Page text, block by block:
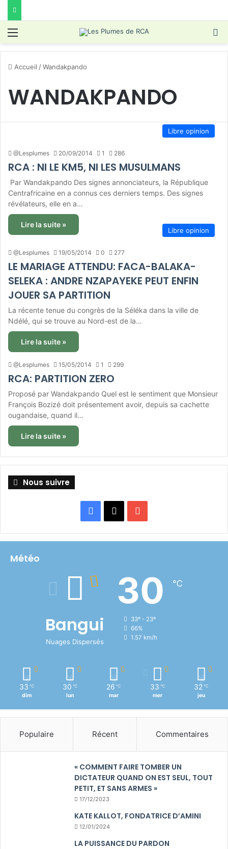
Menu
Accueil /Wandakpando
WANDAKPANDO
Libre opinion
@Lesplumes 20/09/2014 1 286
RCA : NI LE KM5, NI LES MUSULMANS
Par Wandakpando Des signes annonciateurs, la République
Centrafricaine en a connus ces derniers temps. Des signes
révélateurs, elle en a…
Lire la suite »
Libre opinion
@Lesplumes 19/05/2014 0 277
LE MARIAGE ATTENDU: FACA-BALAKA-
SELEKA : ANDRE NZAPAYEKE PEUT ENFIN
JOUER SA PARTITION
La récente tenue du congrès de la Séléka dans la ville de
Ndélé, qui se trouve au Nord-est de la…
Lire la suite »
@Lesplumes 15/05/2014 1 299
RCA: PARTITION ZERO
Proposé par Wandakpando Quel est le sentiment que Monsieur
François Bozizé doit présentement avoir, depuis sa cachette
ougandaise, quand il…
Lire la suite »
Nous suivre
Facebook
X
Météo
Bangui
Nuages Dispersés
30 ℃
33º - 23º
66%
1.57 km/h
33 ℃
dim
30 ℃
lun
26 ℃
mar
33 ℃
mer
32 ℃
jeu
Populaire Récent Commentaires
« COMMENT FAIRE TOMBER UN
DICTATEUR QUAND ON EST SEUL, TOUT
PETIT, ET SANS ARMES »
17/12/2023
KATE KALLOT, FONDATRICE D’AMINI
12/01/2024
LA PUISSANCE DU PARDON